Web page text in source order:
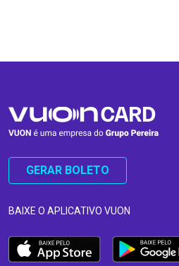
GERAR BOLETO
BAIXE O APLICATIVO VUON